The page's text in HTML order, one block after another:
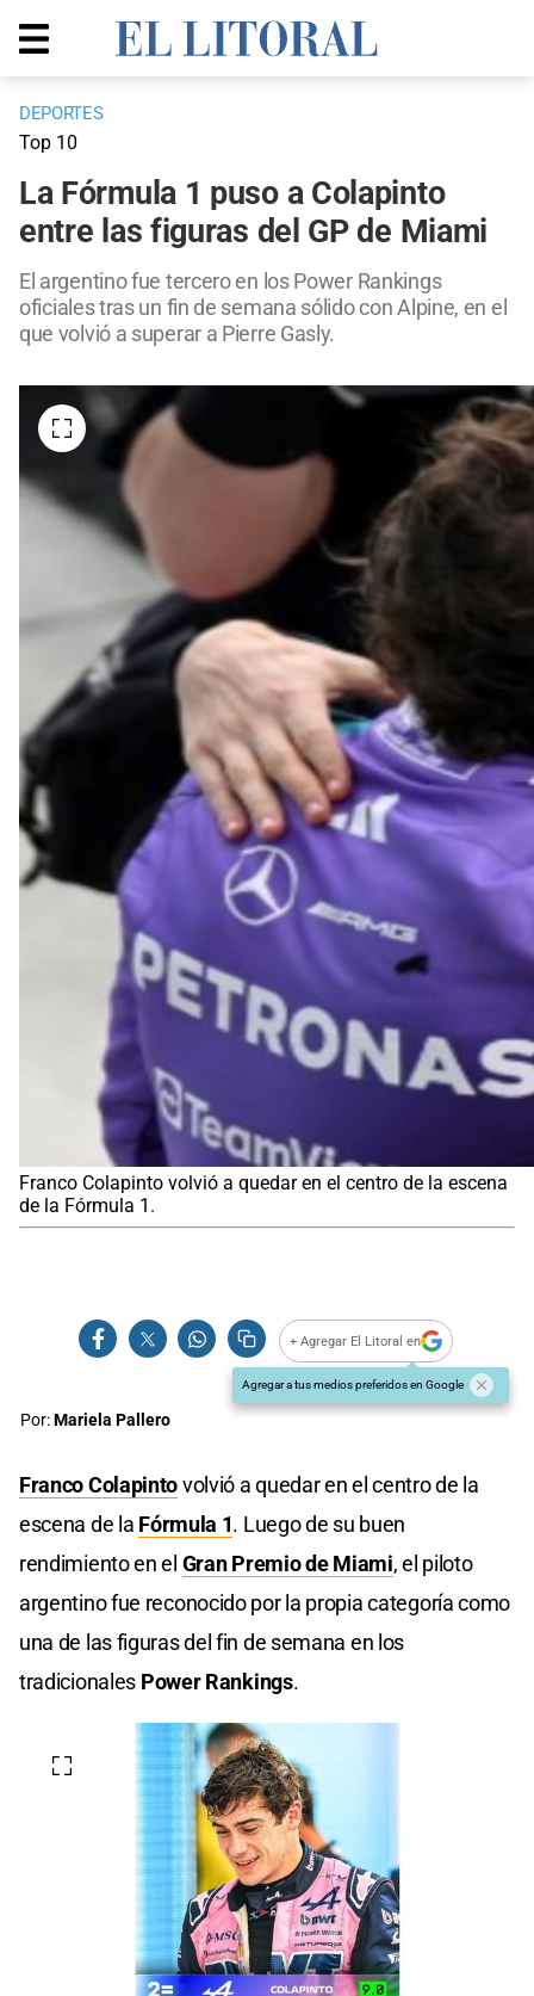
DEPORTES
Top 10
La Fórmula 1 puso a Colapinto
entre las figuras del GP de Miami
El argentino fue tercero en los Power Rankings
oficiales tras un fin de semana sólido con Alpine, en el
que volvió a superar a Pierre Gasly.
Franco Colapinto volvió a quedar en el centro de la escena
de la Fórmula 1.
+ Agregar El Litoral en
Agregar a tus medios preferidos en Google
Por:Mariela Pallero
Franco Colapintovolvió a quedar en el centro de la
escena de la Fórmula 1. Luego de su buen
rendimiento en el Gran Premio de Miami, el piloto
argentino fue reconocido por la propia categoría como
una de las figuras del fin de semana en los
tradicionales Power Rankings.